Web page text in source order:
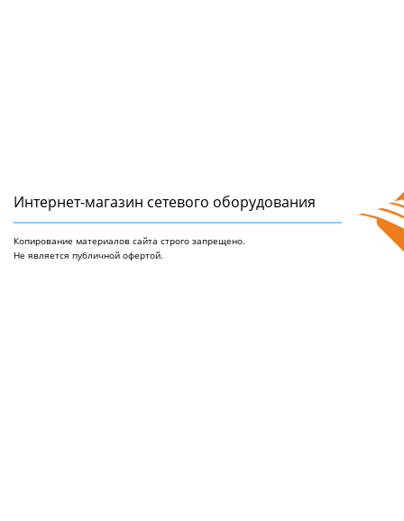
Интернет-магазин сетeвого оборудования
Копирование материалов сайта строго запрещено.
Не является публичной офертой.